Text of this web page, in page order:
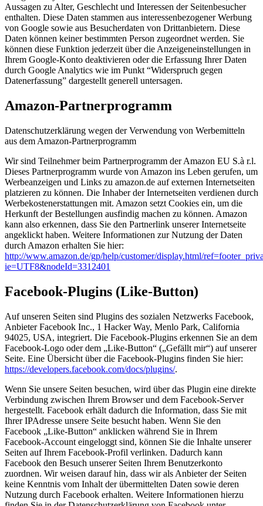
Aussagen zu Alter, Geschlecht und Interessen der Seitenbesucher
enthalten. Diese Daten stammen aus interessenbezogener Werbung
von Google sowie aus Besucherdaten von Drittanbietern. Diese
Daten können keiner bestimmten Person zugeordnet werden. Sie
können diese Funktion jederzeit über die Anzeigeneinstellungen in
Ihrem Google-Konto deaktivieren oder die Erfassung Ihrer Daten
durch Google Analytics wie im Punkt “Widerspruch gegen
Datenerfassung” dargestellt generell untersagen.
Amazon-Partnerprogramm
Datenschutzerklärung wegen der Verwendung von Werbemitteln
aus dem Amazon-Partnerprogramm
Wir sind Teilnehmer beim Partnerprogramm der Amazon EU S.à r.l.
Dieses Partnerprogramm wurde von Amazon ins Leben gerufen, um
Werbeanzeigen und Links zu amazon.de auf externen Internetseiten
platzieren zu können. Die Inhaber der Internetseiten verdienen durch
Werbekostenerstattungen mit. Amazon setzt Cookies ein, um die
Herkunft der Bestellungen ausfindig machen zu können. Amazon
kann also erkennen, dass Sie den Partnerlink unserer Internetseite
angeklickt haben. Weitere Informationen zur Nutzung der Daten
durch Amazon erhalten Sie hier:
http://www.amazon.de/gp/help/customer/display.html/
ie=UTF8&nodeId=3312401
Facebook-Plugins (Like-Button)
Auf unseren Seiten sind Plugins des sozialen Netzwerks Facebook,
Anbieter Facebook Inc., 1 Hacker Way, Menlo Park, California
94025, USA, integriert. Die Facebook-Plugins erkennen Sie an dem
Facebook-Logo oder dem „Like-Button“ („Gefällt mir“) auf unserer
Seite. Eine Übersicht über die Facebook-Plugins finden Sie hier:
https://developers.facebook.com/docs/plugins/.
Wenn Sie unsere Seiten besuchen, wird über das Plugin eine direkte
Verbindung zwischen Ihrem Browser und dem Facebook-Server
hergestellt. Facebook erhält dadurch die Information, dass Sie mit
Ihrer IPAdresse unsere Seite besucht haben. Wenn Sie den
Facebook „Like-Button“ anklicken während Sie in Ihrem
Facebook-Account eingeloggt sind, können Sie die Inhalte unserer
Seiten auf Ihrem Facebook-Profil verlinken. Dadurch kann
Facebook den Besuch unserer Seiten Ihrem Benutzerkonto
zuordnen. Wir weisen darauf hin, dass wir als Anbieter der Seiten
keine Kenntnis vom Inhalt der übermittelten Daten sowie deren
Nutzung durch Facebook erhalten. Weitere Informationen hierzu